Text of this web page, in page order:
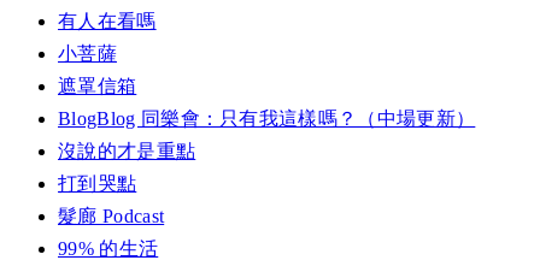
有人在看嗎
小菩薩
遮罩信箱
BlogBlog 同樂會：只有我這樣嗎？（中場更新）
沒說的才是重點
打到哭點
髮廊 Podcast
99% 的生活